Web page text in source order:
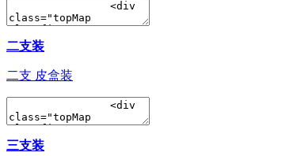
二支装
二支 皮盒装
三支装